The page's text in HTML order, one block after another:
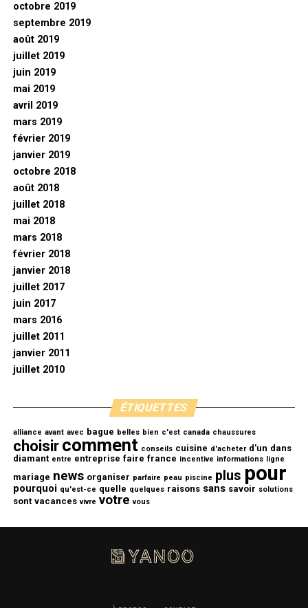
octobre 2019
septembre 2019
août 2019
juillet 2019
juin 2019
mai 2019
avril 2019
mars 2019
février 2019
janvier 2019
octobre 2018
août 2018
juillet 2018
mai 2018
mars 2018
février 2018
janvier 2018
juillet 2017
juin 2017
mars 2016
juillet 2011
janvier 2011
juillet 2010
ÉTIQUETTES
alliance avant avec bague belles bien c'est canada chaussures
choisir comment conseils cuisine d'acheter d'un dans
diamant entre entreprise faire france incentive informations ligne
mariage news organiser parfaire peau piscine plus pour
pourquoi qu'est-ce quelle quelques raisons sans savoir solutions
sont vacances vivre votre vous